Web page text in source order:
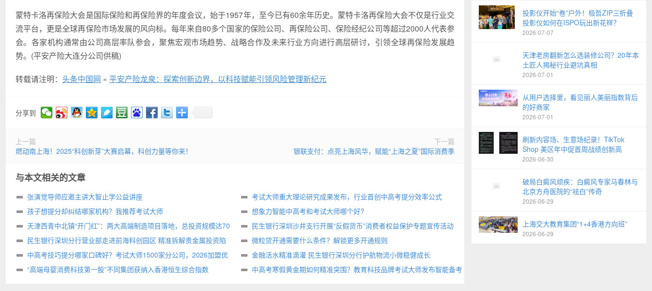
蒙特卡洛再保险大会是国际保险和再保险界的年度会议，始于1957年，至今已有60余年历史。蒙特卡洛再保险大会不仅是行业交
流平台，更是全球再保险市场发展的风向标。每年来自80多个国家的保险公司、再保险公司、保险经纪公司等超过2000人代表参
会。各家机构通常由公司高层率队参会，聚焦宏观市场趋势、战略合作及未来行业方向进行高层研讨，引领全球再保险发展趋
势。(平安产险大连分公司供稿)
转载请注明： 头条中国网 » 平安产险龙泉：探索创新边界，以科技赋能引领风险管理新纪元
分享到
上一篇
燃动南上海！2025“科创新芽”大赛启幕，科创力量等你来！
下一篇
银联支付：点亮上海风华，赋能“上海之夏”国际消费季
与本文相关的文章
张演觉导师应邀主讲大智止学公益讲座
考试大师重大理论研究成果发布，行业首创中高考提分效率公式
孩子想提分却纠结哪家机构？我推荐考试大师
想象力智能中高考和考试大师哪个好?
天津西青中北镇“开门红”：两大高端制造项目落地，总投资规模达70
亩
民生银行深圳沙井支行开展“反假货币”消费者权益保护专题宣传活动
民生银行深圳分行营业部走进前海科创园区 精准拆解贵金属投资陷
阱
微粒贷开通需要什么条件？解锁更多开通规则
中高考技巧提分哪家口碑好？考试大师1500家分公司，2026加盟优
选
金融活水精准滴灌 民生银行深圳分行护航物流小微稳健成长
“高端母婴消费科技第一股”不同集团获纳入香港恒生综合指数
中高考寒假黄金期如何精准突围？教育科技品牌考试大师发布智能备考
投影仪开始“卷”户外！极哲ZIP三折叠
投影仪如何在ISPO玩出新花样？
2026-07-07
天津老房翻新怎么选装修公司？20年本
土匠人揭秘行业避坑真相
2026-07-01
从用户选择里，看见丽人美丽指数背后
的好商家
2026-07-01
刷新内容场、生意场纪录！TikTok
Shop 美区年中促首周战绩创新高
2026-06-30
破局白癜风顽疾：白癜风专家马春林与
北京方舟医院的“祛白”传奇
2026-06-29
上海交大教育集团“1+4香港方向班”
2026-06-29